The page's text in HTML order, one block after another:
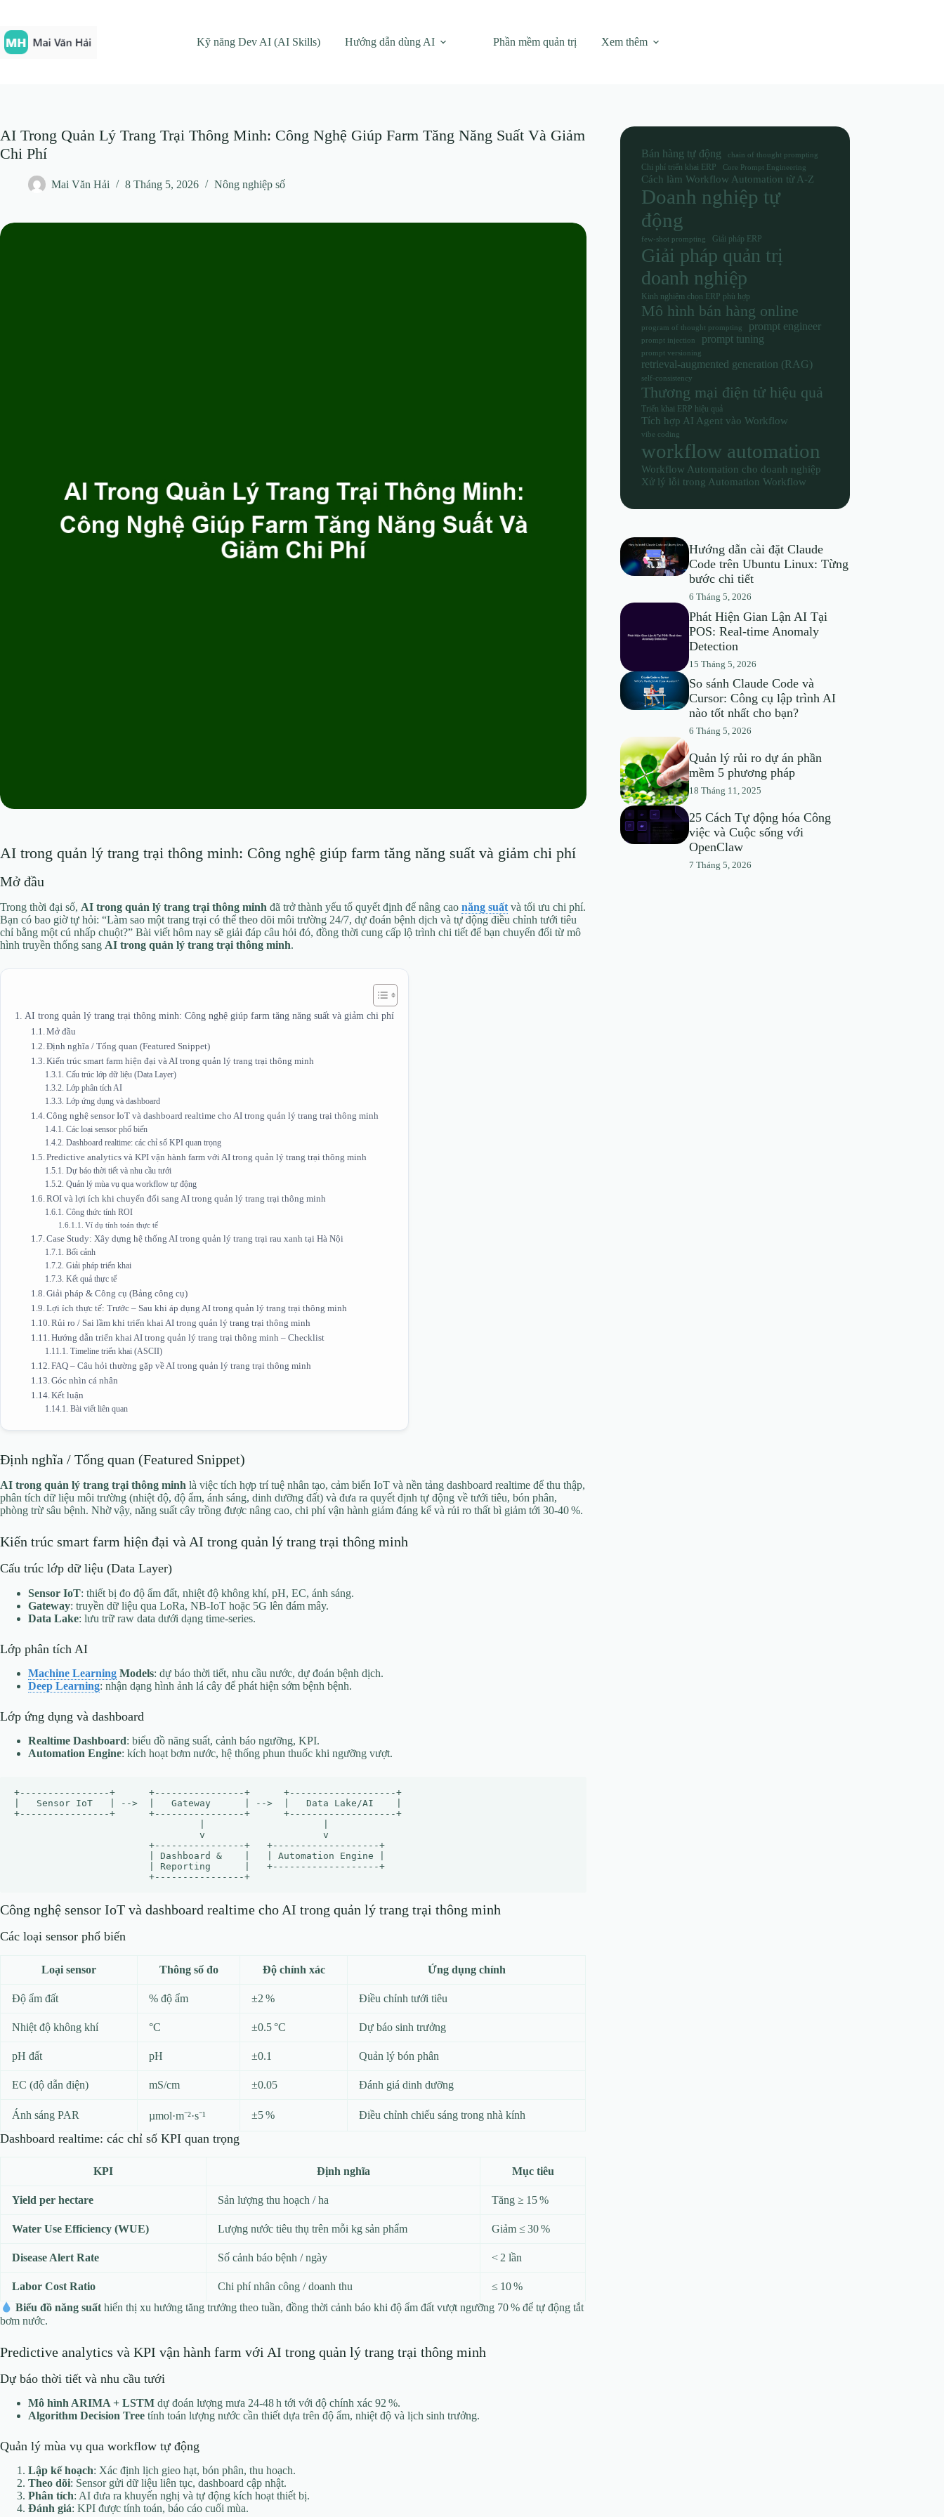
phần
nội
dung
Kỹ năng Dev AI (AI Skills) Hướng dẫn dùng AI Phần mềm quản trị Xem thêm
AI Trong Quản Lý Trang Trại Thông Minh: Công Nghệ Giúp Farm Tăng Năng Suất Và Giảm
Chi Phí
Mai Văn Hải 8 Tháng 5, 2026 Nông nghiệp số
AI trong quản lý trang trại thông minh: Công nghệ giúp farm tăng năng suất và giảm chi phí
Mở đầu
Trong thời đại số, AI trong quản lý trang trại thông minh đã trở thành yếu tố quyết định để nâng cao năng suất và tối ưu chi phí.
Bạn có bao giờ tự hỏi: “Làm sao một trang trại có thể theo dõi môi trường 24/7, dự đoán bệnh dịch và tự động điều chỉnh tưới tiêu
chỉ bằng một cú nhấp chuột?” Bài viết hôm nay sẽ giải đáp câu hỏi đó, đồng thời cung cấp lộ trình chi tiết để bạn chuyển đổi từ mô
hình truyền thống sang AI trong quản lý trang trại thông minh.
AI trong quản lý trang trại thông minh: Công nghệ giúp farm tăng năng suất và giảm chi phí
Mở đầu
Định nghĩa / Tổng quan (Featured Snippet)
Kiến trúc smart farm hiện đại và AI trong quản lý trang trại thông minh
Cấu trúc lớp dữ liệu (Data Layer)
Lớp phân tích AI
Lớp ứng dụng và dashboard
Công nghệ sensor IoT và dashboard realtime cho AI trong quản lý trang trại thông minh
Các loại sensor phổ biến
Dashboard realtime: các chỉ số KPI quan trọng
Predictive analytics và KPI vận hành farm với AI trong quản lý trang trại thông minh
Dự báo thời tiết và nhu cầu tưới
Quản lý mùa vụ qua workflow tự động
ROI và lợi ích khi chuyển đổi sang AI trong quản lý trang trại thông minh
Công thức tính ROI
Ví dụ tính toán thực tế
Case Study: Xây dựng hệ thống AI trong quản lý trang trại rau xanh tại Hà Nội
Bối cảnh
Giải pháp triển khai
Kết quả thực tế
Giải pháp & Công cụ (Bảng công cụ)
Lợi ích thực tế: Trước – Sau khi áp dụng AI trong quản lý trang trại thông minh
Rủi ro / Sai lầm khi triển khai AI trong quản lý trang trại thông minh
Hướng dẫn triển khai AI trong quản lý trang trại thông minh – Checklist
Timeline triển khai (ASCII)
FAQ – Câu hỏi thường gặp về AI trong quản lý trang trại thông minh
Góc nhìn cá nhân
Kết luận
Bài viết liên quan
Định nghĩa / Tổng quan (Featured Snippet)
AI trong quản lý trang trại thông minh là việc tích hợp trí tuệ nhân tạo, cảm biến IoT và nền tảng dashboard realtime để thu thập,
phân tích dữ liệu môi trường (nhiệt độ, độ ẩm, ánh sáng, dinh dưỡng đất) và đưa ra quyết định tự động về tưới tiêu, bón phân,
phòng trừ sâu bệnh. Nhờ vậy, năng suất cây trồng được nâng cao, chi phí vận hành giảm đáng kể và rủi ro thất bì giảm tới 30‑40 %.
Kiến trúc smart farm hiện đại và AI trong quản lý trang trại thông minh
Cấu trúc lớp dữ liệu (Data Layer)
Sensor IoT: thiết bị đo độ ẩm đất, nhiệt độ không khí, pH, EC, ánh sáng.
Gateway: truyền dữ liệu qua LoRa, NB‑IoT hoặc 5G lên đám mây.
Data Lake: lưu trữ raw data dưới dạng time‑series.
Lớp phân tích AI
Machine Learning Models: dự báo thời tiết, nhu cầu nước, dự đoán bệnh dịch.
Deep Learning: nhận dạng hình ảnh lá cây để phát hiện sớm bệnh bệnh.
Lớp ứng dụng và dashboard
Realtime Dashboard: biểu đồ năng suất, cảnh báo ngưỡng, KPI.
Automation Engine: kích hoạt bơm nước, hệ thống phun thuốc khi ngưỡng vượt.
+----------------+      +----------------+      +-------------------+
|   Sensor IoT   | -->  |   Gateway      | -->  |   Data Lake/AI    |
+----------------+      +----------------+      +-------------------+
                                 v                     v
                        +----------------+   +-------------------+
                        | Dashboard &    |   | Automation Engine |
                        | Reporting      |   +-------------------+
Công nghệ sensor IoT và dashboard realtime cho AI trong quản lý trang trại thông minh
Các loại sensor phổ biến
Loại sensor Thông số đo Độ chính xác Ứng dụng chính
Độ ẩm đất % độ ẩm ±2 % Điều chỉnh tưới tiêu
Nhiệt độ không khí °C ±0.5 °C Dự báo sinh trưởng
pH đất pH ±0.1 Quản lý bón phân
EC (độ dẫn điện) mS/cm ±0.05 Đánh giá dinh dưỡng
Ánh sáng PAR µmol·m⁻²·s⁻¹ ±5 % Điều chỉnh chiếu sáng trong nhà kính
Dashboard realtime: các chỉ số KPI quan trọng
KPI Định nghĩa Mục tiêu
Yield per hectare Sản lượng thu hoạch / ha Tăng ≥ 15 %
Water Use Efficiency (WUE) Lượng nước tiêu thụ trên mỗi kg sản phẩm Giảm ≤ 30 %
Disease Alert Rate Số cảnh báo bệnh / ngày < 2 lần
Labor Cost Ratio Chi phí nhân công / doanh thu
≤ 10 %
Biểu đồ năng suấthiển thị xu hướng tăng trưởng theo tuần, đồng thời cảnh báo khi độ ẩm đất vượt ngưỡng 70 % để tự động tắt
bơm nước.
Predictive analytics và KPI vận hành farm với AI trong quản lý trang trại thông minh
Dự báo thời tiết và nhu cầu tưới
Mô hình ARIMA + LSTM dự đoán lượng mưa 24‑48 h tới với độ chính xác 92 %.
Algorithm Decision Tree tính toán lượng nước cần thiết dựa trên độ ẩm, nhiệt độ và lịch sinh trưởng.
Quản lý mùa vụ qua workflow tự động
Lập kế hoạch: Xác định lịch gieo hạt, bón phân, thu hoạch.
Theo dõi: Sensor gửi dữ liệu liên tục, dashboard cập nhật.
Phân tích: AI đưa ra khuyến nghị và tự động kích hoạt thiết bị.
Đánh giá: KPI được tính toán, báo cáo cuối mùa.
Bán hàng tự động chain of thought prompting
Chi phí triển khai ERP Core Prompt Engineering
Cách làm Workflow Automation từ A-Z
Doanh nghiệp tự
động
few-shot prompting Giải pháp ERP
Giải pháp quản trị
doanh nghiệp
Kinh nghiệm chọn ERP phù hợp
Mô hình bán hàng online
program of thought prompting prompt engineer
prompt injection prompt tuning
prompt versioning
retrieval-augmented generation (RAG)
self-consistency
Thương mại điện tử hiệu quả
Triển khai ERP hiệu quả
Tích hợp AI Agent vào Workflow
vibe coding
workflow automation
Workflow Automation cho doanh nghiệp
Xử lý lỗi trong Automation Workflow
Hướng dẫn cài đặt Claude
Code trên Ubuntu Linux: Từng
bước chi tiết
6 Tháng 5, 2026
Phát Hiện Gian Lận AI Tại
POS: Real-time Anomaly
Detection
15 Tháng 5, 2026
So sánh Claude Code và
Cursor: Công cụ lập trình AI
nào tốt nhất cho bạn?
6 Tháng 5, 2026
Quản lý rủi ro dự án phần
mềm 5 phương pháp
18 Tháng 11, 2025
25 Cách Tự động hóa Công
việc và Cuộc sống với
OpenClaw
7 Tháng 5, 2026